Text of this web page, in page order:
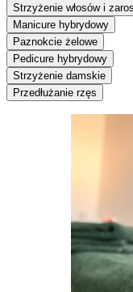
Strzyżenie włosów i
Manicure hybrydowy
Paznokcie żelowe
Pedicure hybrydowy
Strzyżenie damskie
Przedłużanie rzęs